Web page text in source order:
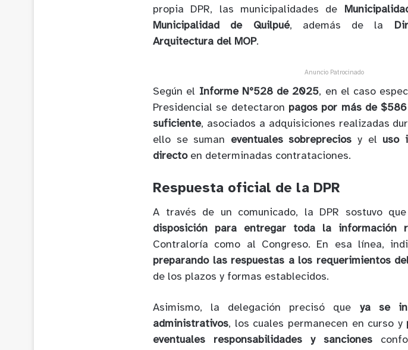
propia DPR, las municipalidades de
Municipalidad de Quilpué, además de la
Arquitectura del MOP.
Anuncio Patrocinado
Según el Informe N°528 de 2025, en el caso
Presidencial se detectaron pagos por más de
suficiente, asociados a adquisiciones realizadas
ello se suman eventuales sobreprecios y el uso
directoen determinadas contrataciones.
Respuesta oficial de la DPR
A través de un comunicado, la DPR sostuvo
disposición para entregar toda la información
Contraloría como al Congreso. En esa línea,
preparando las respuestas a los requerimientos
de los plazos y formas establecidos.
Asimismo, la delegación precisó que ya se
administrativos, los cuales permanecen en curso y
eventuales responsabilidades y sanciones